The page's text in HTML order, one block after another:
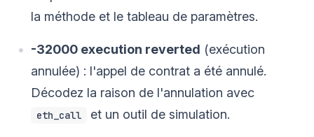
la méthode et le tableau de paramètres.
-32000 execution reverted (exécution
annulée) : l'appel de contrat a été annulé.
Décodez la raison de l'annulation avec
eth_call et un outil de simulation.